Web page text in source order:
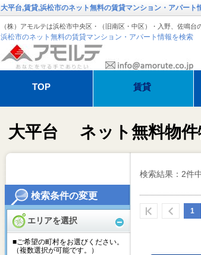
検索条件の変更
エリアを選択
■ご希望の町村をお選びください。
（複数選択が可能です。）
大平台,賃貸,浜松市のネット無料の賃貸マンション・アパート
（株）アモルテは浜松市中央区・（旧南区・中区）・入野、佐鳴台
浜松市のネット無料の賃貸マンション・アパート情報を検索
TOP 賃貸
退去・解約のお手続き アモルテの管理紹介
大平台 ネット無料物件
検索結果：2件
1